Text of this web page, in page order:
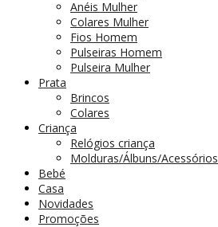
Anéis Mulher
Colares Mulher
Fios Homem
Pulseiras Homem
Pulseira Mulher
Prata
Brincos
Colares
Criança
Relógios criança
Molduras/Álbuns/Acessórios
Bebé
Casa
Novidades
Promoções